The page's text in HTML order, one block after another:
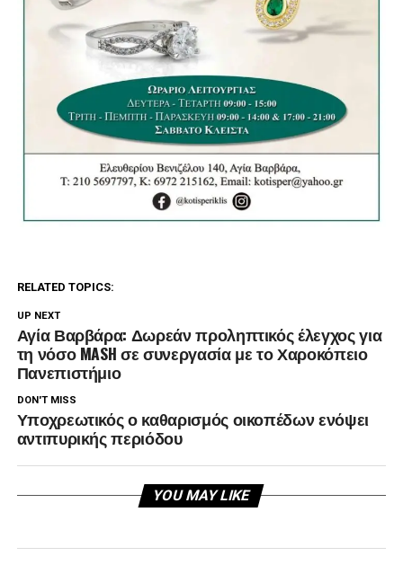
RELATED TOPICS:
UP NEXT
Αγία Βαρβάρα: Δωρεάν προληπτικός έλεγχος για
τη νόσο MASH σε συνεργασία με το Χαροκόπειο
Πανεπιστήμιο
DON'T MISS
Υποχρεωτικός ο καθαρισμός οικοπέδων ενόψει
αντιπυρικής περιόδου
YOU MAY LIKE